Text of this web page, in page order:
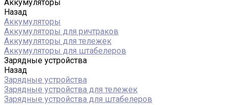
Аккумуляторы
Назад
Аккумуляторы
Аккумуляторы для ричтраков
Аккумуляторы для тележек
Аккумуляторы для штабелеров
Зарядные устройства
Назад
Зарядные устройства
Зарядные устройства для тележек
Зарядные устройства для штабелеров